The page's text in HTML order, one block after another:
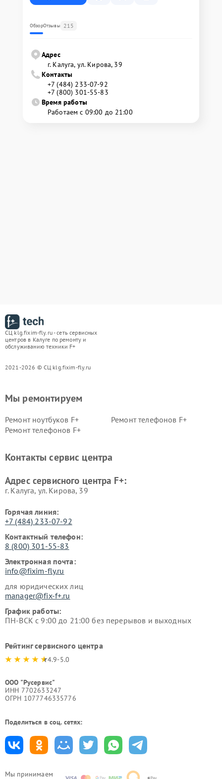
ОбзорОтзывы 215
Адрес
г. Калуга, ул. Кирова, 39
Контакты
+7 (484) 233-07-92
+7 (800) 301-55-83
Время работы
Работаем с 09:00 до 21:00
СЦ klg.fixim-fly.ru - сеть сервисных
центров в Калуге по ремонту и
обслуживанию техники F+
2021-2026 © СЦ klg.fixim-fly.ru
Мы принимаем
Мы ремонтируем
Ремонт ноутбуков F+
Ремонт телефонов F+
Ремонт телефонов F+
Контакты сервис центра
Адрес сервисного центра F+:
г. Калуга, ул. Кирова, 39
Горячая линия:
+7 (484) 233-07-92
Контактный телефон:
8 (800) 301-55-83
Электронная почта:
info@fixim-fly.ru
для юридических лиц
manager@fix-f+.ru
График работы:
ПН-ВСК с 9:00 до 21:00 без перерывов и выходных
Рейтинг сервисного центра
4.9-5.0
ООО "Русервис"
ИНН 7702633247
ОГРН 1077746335776
Поделиться в соц. сетях: